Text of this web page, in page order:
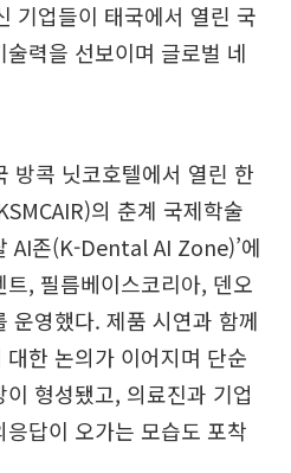
기업들이 태국에서 열린 국
력을 선보이며 글로벌 네
방콕 닛코호텔에서 열린 한
의 춘계 국제학술
AI존(K-Dental AI Zone)’에
, 필름베이스코리아, 덴오
운영했다. 제품 시연과 함께
한 논의가 이어지며 단순
형성됐고, 의료진과 기업
답이 오가는 모습도 포착